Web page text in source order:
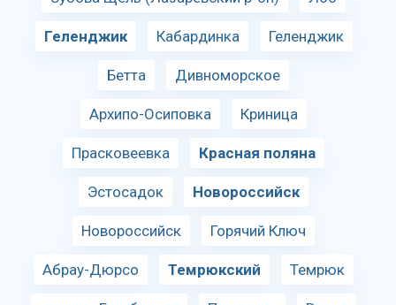
Геленджик Кабардинка Геленджик
Бетта Дивноморское
Архипо-Осиповка Криница
Прасковеевка Красная поляна
Эстосадок Новороссийск
Новороссийск Горячий Ключ
Абрау-Дюрсо Темрюкский Темрюк